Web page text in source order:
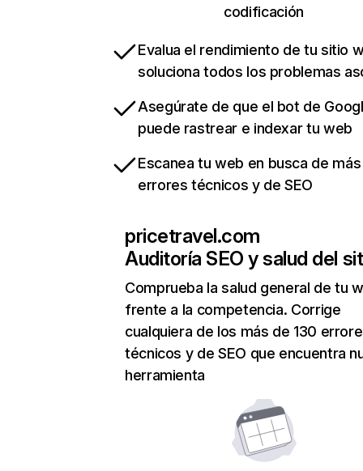
codificación
Evalua el rendimiento de tu sitio
soluciona todos los problemas
Asegúrate de que el bot de
puede rastrear e indexar tu web
Escanea tu web en busca de
errores técnicos y de SEO
pricetravel.com
Auditoría SEO y salud del
Comprueba la salud general de tu
frente a la competencia. Corrige
cualquiera de los más de 130
técnicos y de SEO que encuentra
herramienta